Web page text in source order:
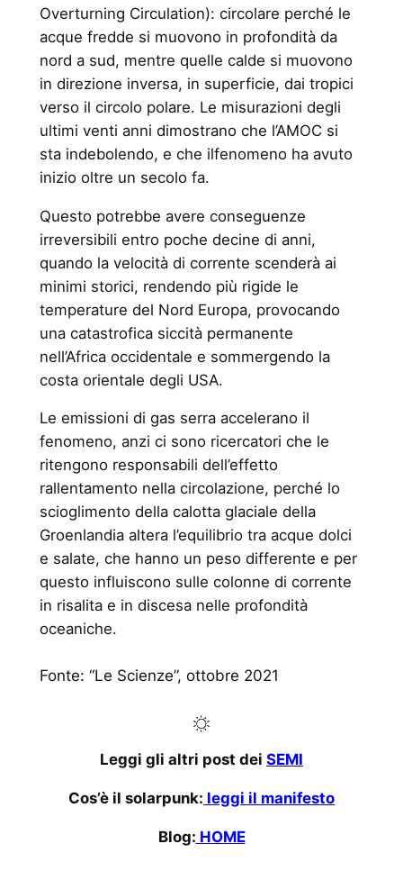
Overturning Circulation): circolare perché le
acque fredde si muovono in profondità da
nord a sud, mentre quelle calde si muovono
in direzione inversa, in superficie, dai tropici
verso il circolo polare. Le misurazioni degli
ultimi venti anni dimostrano che l’AMOC si
sta indebolendo, e che ilfenomeno ha avuto
inizio oltre un secolo fa.
Questo potrebbe avere conseguenze
irreversibili entro poche decine di anni,
quando la velocità di corrente scenderà ai
minimi storici, rendendo più rigide le
temperature del Nord Europa, provocando
una catastrofica siccità permanente
nell’Africa occidentale e sommergendo la
costa orientale degli USA.
Le emissioni di gas serra accelerano il
fenomeno, anzi ci sono ricercatori che le
ritengono responsabili dell’effetto
rallentamento nella circolazione, perché lo
scioglimento della calotta glaciale della
Groenlandia altera l’equilibrio tra acque dolci
e salate, che hanno un peso differente e per
questo influiscono sulle colonne di corrente
in risalita e in discesa nelle profondità
oceaniche.
Fonte: “Le Scienze”, ottobre 2021
Leggi gli altri post dei SEMI
Cos’è il solarpunk: leggi il manifesto
Blog: HOME